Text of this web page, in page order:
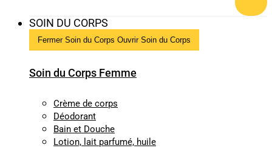
SOIN DU CORPS
Fermer Soin du Corps Ouvrir Soin du Corps
Soin du Corps Femme
Crème de corps
Déodorant
Bain et Douche
Lotion, lait parfumé, huile